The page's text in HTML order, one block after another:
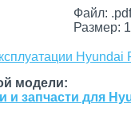
Файл: .pdf
Размер:
Hyundai
модели:
и запчасти для